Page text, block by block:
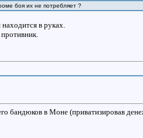
боя их не потребляет ?
в руках.
бандюков в Моне (приватизировав